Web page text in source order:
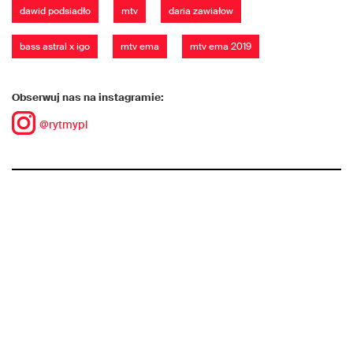
dawid podsiadło mtv daria zawiałow
bass astral x igo mtv ema mtv ema 2019
Obserwuj nas na instagramie:
@rytmypl